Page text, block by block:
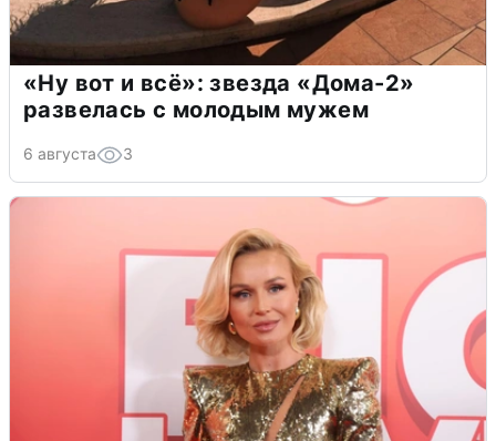
«Ну вот и всё»: звезда «Дома-2»
развелась с молодым мужем
6 августа 3